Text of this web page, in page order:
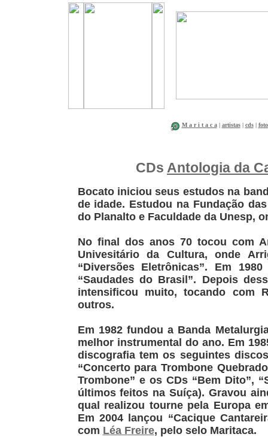
M a r i t a c a| artistas| cds|
CDs Antologia da
Bocato iniciou seus estudos na
de idade. Estudou na Fundação
do Planalto e Faculdade da Unesp,
No final dos anos 70 tocou com
Univesitário da Cultura, onde
“Diversões Eletrônicas”. Em
“Saudades do Brasil”. Depois
intensificou muito, tocando com
outros.
Em 1982 fundou a Banda
melhor instrumental do ano. Em
discografia tem os seguintes
“Concerto para Trombone
Trombone” e os CDs “Bem Dito”,
últimos feitos na Suíça). Gravou
qual realizou tourne pela Europa
Em 2004 lançou “Cacique
com Léa Freire, pelo selo Maritaca.